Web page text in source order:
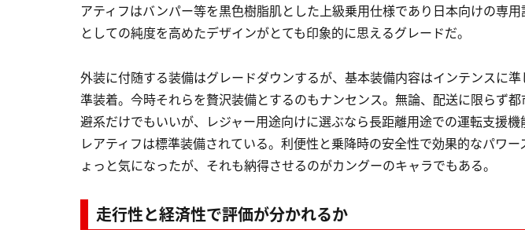
アティフはバンパー等を黒色樹脂肌とした上級乗用仕様であり日本向けの専
としての純度を高めたデザインがとても印象的に思えるグレードだ。
外装に付随する装備はグレードダウンするが、基本装備内容はインテンスに準
準装着。今時それらを贅沢装備とするのもナンセンス。無論、配送に限らず
避系だけでもいいが、レジャー用途向けに選ぶなら長距離用途での運転支援
レアティフは標準装備されている。利便性と乗降時の安全性で効果的なパワ
ょっと気になったが、それも納得させるのがカングーのキャラでもある。
走行性と経済性で評価が分かれるか